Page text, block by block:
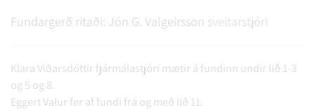
Fundargerð ritaði: Jón G. Valgeirsson sveitarstjóri
Klara Viðarsdóttir fjármálastjóri mætir á fundinn undir lið 1-3
og 5 og 8.
Eggert Valur fer af fundi frá og með lið 11.